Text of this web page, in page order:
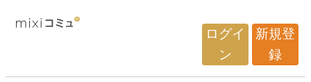
ログイ
ン
新規登
録